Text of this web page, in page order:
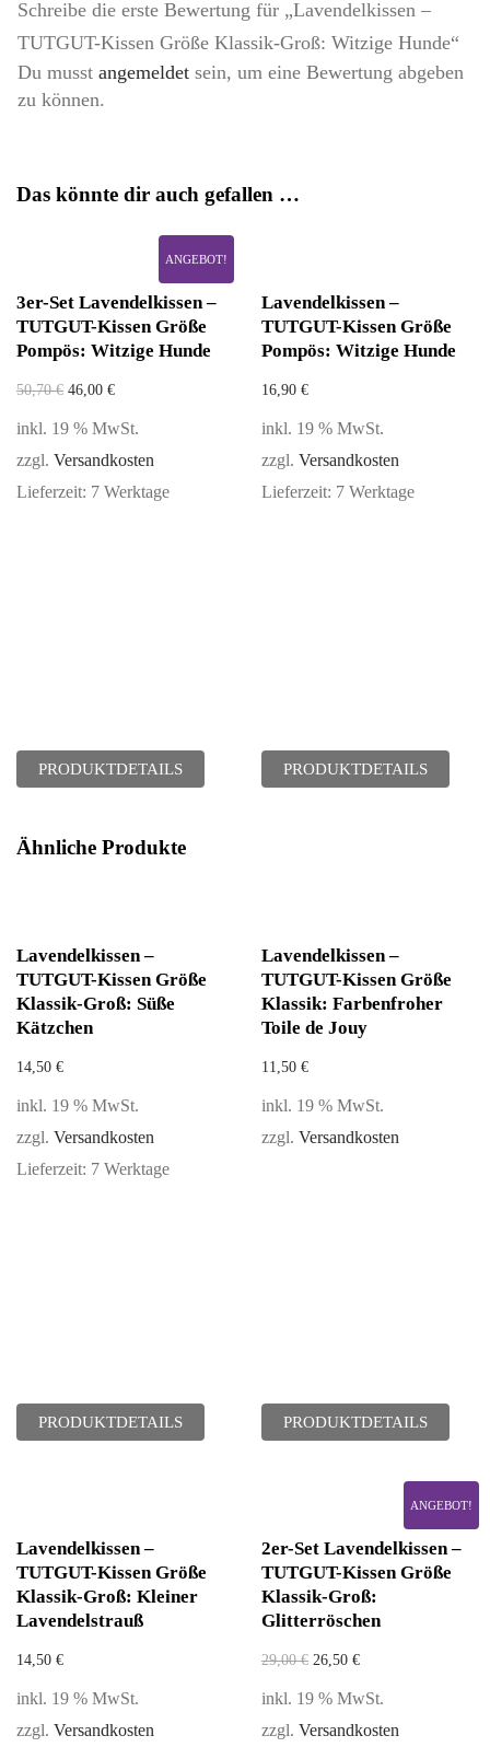
Schreibe die erste Bewertung für „Lavendelkissen –
TUTGUT-Kissen Größe Klassik-Groß: Witzige Hunde“
Du musst angemeldet sein, um eine Bewertung abgeben
zu können.
Das könnte dir auch gefallen …
ANGEBOT!
3er-Set Lavendelkissen –
TUTGUT-Kissen Größe
Pompös: Witzige Hunde
50,70€ 46,00 €
inkl. 19 % MwSt.
zzgl. Versandkosten
Lieferzeit: 7 Werktage
PRODUKTDETAILS
Lavendelkissen –
TUTGUT-Kissen Größe
Pompös: Witzige Hunde
16,90 €
inkl. 19 % MwSt.
zzgl. Versandkosten
Lieferzeit: 7 Werktage
PRODUKTDETAILS
Ähnliche Produkte
Lavendelkissen –
TUTGUT-Kissen Größe
Klassik-Groß: Süße
Kätzchen
14,50 €
inkl. 19 % MwSt.
zzgl. Versandkosten
Lieferzeit: 7 Werktage
PRODUKTDETAILS
Lavendelkissen –
TUTGUT-Kissen Größe
Klassik: Farbenfroher
Toile de Jouy
11,50 €
inkl. 19 % MwSt.
zzgl. Versandkosten
PRODUKTDETAILS
Lavendelkissen –
TUTGUT-Kissen Größe
Klassik-Groß: Kleiner
Lavendelstrauß
14,50 €
inkl. 19 % MwSt.
zzgl. Versandkosten
ANGEBOT!
2er-Set Lavendelkissen –
TUTGUT-Kissen Größe
Klassik-Groß:
Glitterröschen
29,00€ 26,50 €
inkl. 19 % MwSt.
zzgl. Versandkosten